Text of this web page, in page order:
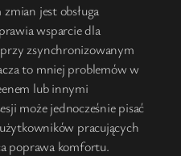
jest obsługa
wsparcie dla
zsynchronizowanym
to mniej problemów w
lub innymi
może jednocześnie pisać
pracujących
poprawa komfortu.